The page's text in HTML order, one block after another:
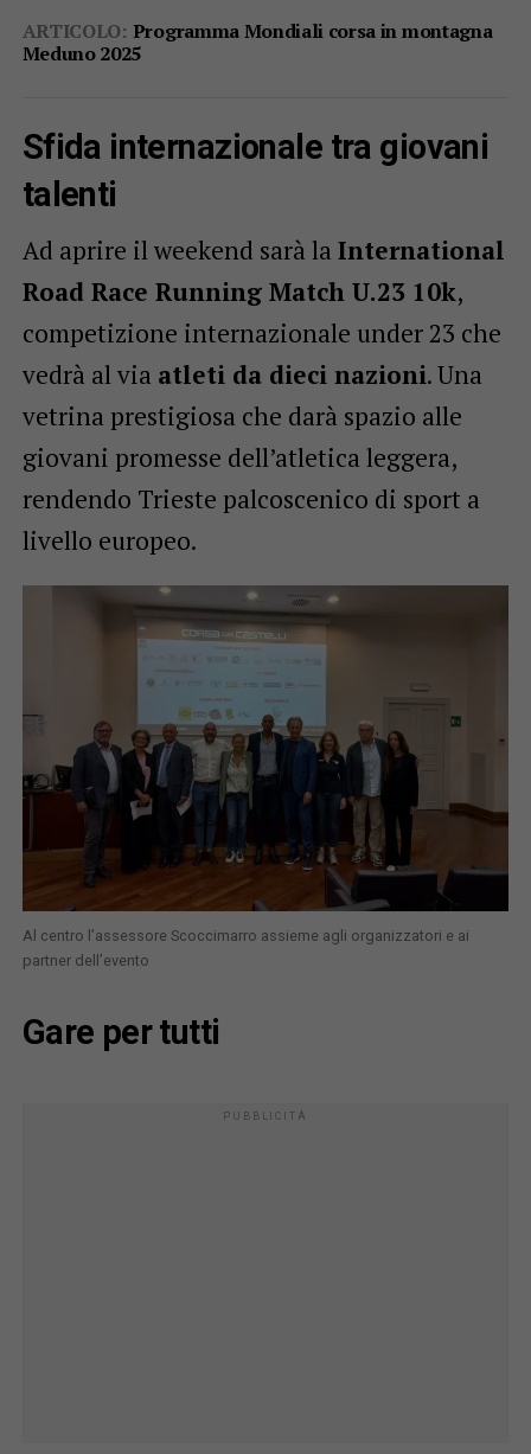
ARTICOLO: Programma Mondiali corsa in montagna
Meduno 2025
Sfida internazionale tra giovani
talenti
Ad aprire il weekend sarà la International
Road Race Running Match U.23 10k,
competizione internazionale under 23 che
vedrà al via atleti da dieci nazioni. Una
vetrina prestigiosa che darà spazio alle
giovani promesse dell’atletica leggera,
rendendo Trieste palcoscenico di sport a
livello europeo.
Al centro l’assessore Scoccimarro assieme agli organizzatori e ai
partner dell’evento
Gare per tutti